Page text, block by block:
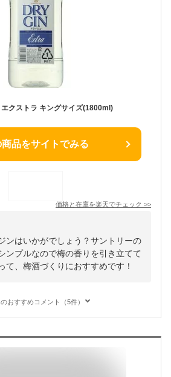
クストラ キングサイズ(1800ml)
商品をサイトでみる
価格と在庫を楽天でチェック >>
ンはいかがでしょう？サントリーの
ンプルなので梅の香りを引き立てて
て、梅酒づくりにおすすめです！
おすすめコメント（5件）